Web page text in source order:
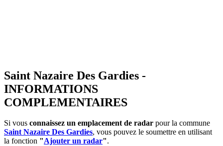
Saint Nazaire Des Gardies -
INFORMATIONS
COMPLEMENTAIRES
Si vous connaissez un emplacement de radar pour la commune
Saint Nazaire Des Gardies, vous pouvez le soumettre en utilisant
la fonction "Ajouter un radar".